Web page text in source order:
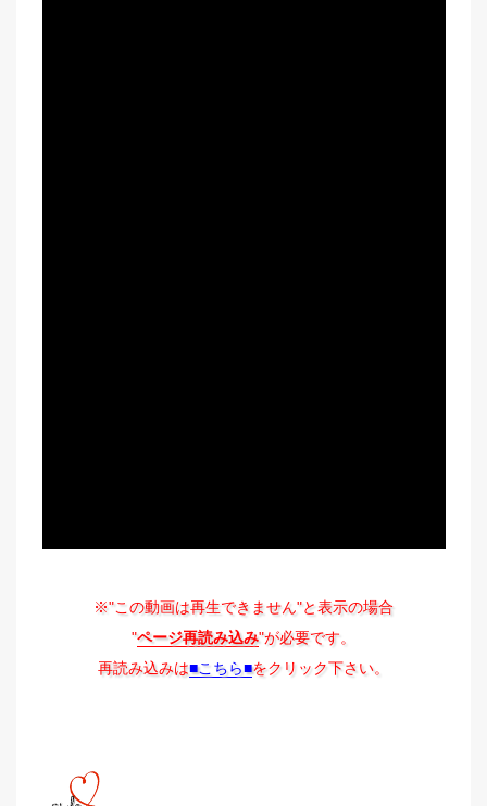
※"この動画は再生できません"と表示の場合
"ページ再読み込み"が必要です。
再読み込みは■こちら■をクリック下さい。